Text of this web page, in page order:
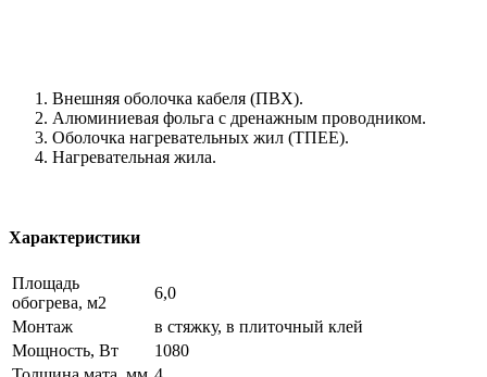
Внешняя оболочка кабеля (ПВХ).
Алюминиевая фольга с дренажным проводником.
Оболочка нагревательных жил (ТПЕЕ).
Нагревательная жила.
Характеристики
Площадь
обогрева, м2
6,0
Монтаж
в стяжку, в плиточный клей
Мощность, Вт
1080